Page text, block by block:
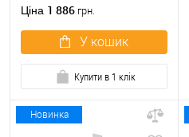
Ціна 1 886 грн.
У кошик
Купити в 1 клік
Новинка